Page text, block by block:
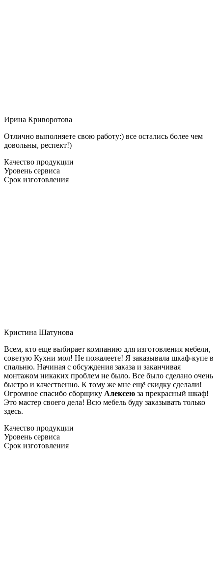
Ирина Криворотова
Отлично выполняете свою работу:) все остались более чем
довольны, респект!)
Качество продукции
Уровень сервиса
Срок изготовления
Кристина Шатунова
Всем, кто еще выбирает компанию для изготовления мебели,
советую Кухни мол! Не пожалеете! Я заказывала шкаф-купе в
спальню. Начиная с обсуждения заказа и заканчивая
монтажом никаких проблем не было. Все было сделано очень
быстро и качественно. К тому же мне ещё скидку сделали!
Огромное спасибо сборщику Алексею за прекрасный шкаф!
Это мастер своего дела! Всю мебель буду заказывать только
здесь.
Качество продукции
Уровень сервиса
Срок изготовления